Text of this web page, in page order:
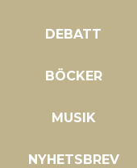
DEBATT
BÖCKER
MUSIK
NYHETSBREV